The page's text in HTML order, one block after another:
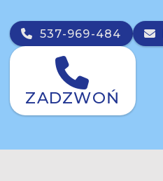
537-969-484
ZADZWOŃ